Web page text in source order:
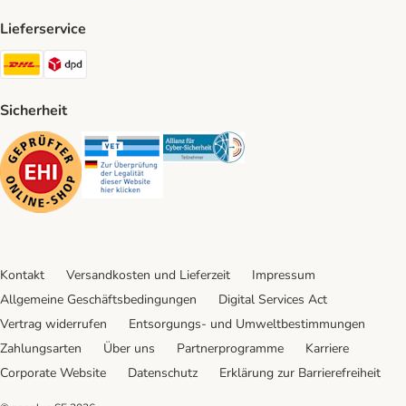
Lieferservice
DHL Shipping Method
Sicherheit
Security Security Security
Kontakt Versandkosten und Lieferzeit
Impressum
Allgemeine Geschäftsbedingungen
Digital Services Act
Vertrag widerrufen
Entsorgungs- und Umweltbestimmungen
Zahlungsarten
Über uns Partnerprogramme
Karriere
Corporate Website
Datenschutz Erklärung zur Barrierefreiheit